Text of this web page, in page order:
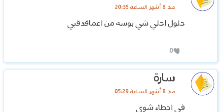
منذ 8 أشهر الساعة 20:35
حلول احلي شي بوسه من اعماقدقبي
0
سارة
منذ 8 أشهر الساعة 05:29
في اخطاء شوي